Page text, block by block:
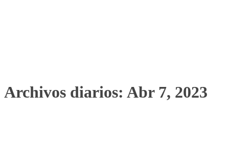
Archivos diarios: Abr 7, 2023